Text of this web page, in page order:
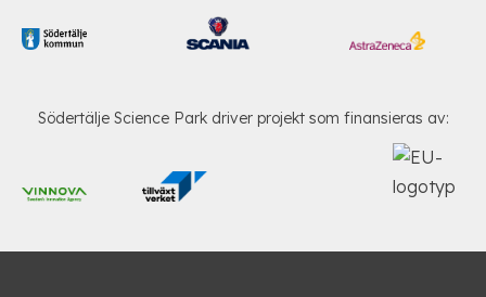
Södertälje Science Park driver projekt som finansieras av: